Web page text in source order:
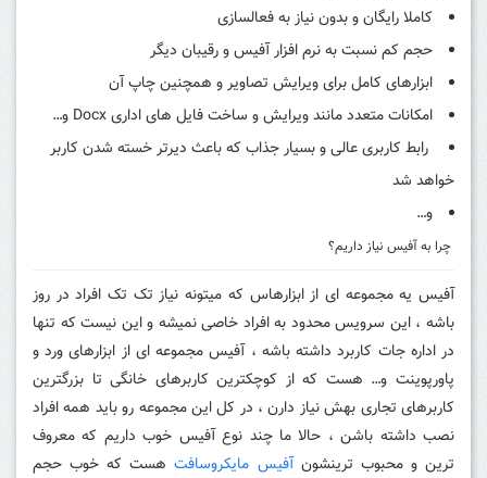
کاملا رایگان و بدون نیاز به فعالسازی
حجم کم نسبت به نرم افزار آفیس و رقیبان دیگر
ابزارهای کامل برای ویرایش تصاویر و همچنین چاپ آن
امکانات متعدد مانند ویرایش و ساخت فایل های اداری Docx و…
رابط کاربری عالی و بسیار جذاب که باعث دیرتر خسته شدن کاربر
خواهد شد
و…
چرا به آفیس نیاز داریم؟
آفیس یه مجموعه ای از ابزارهاس که میتونه نیاز تک تک افراد در روز
باشه ، این سرویس محدود به افراد خاصی نمیشه و این نیست که تنها
در اداره جات کاربرد داشته باشه ، آفیس مجموعه ای از ابزارهای ورد و
پاورپوینت و… هست که از کوچکترین کاربرهای خانگی تا بزرگترین
کاربرهای تجاری بهش نیاز دارن ، در کل این مجموعه رو باید همه افراد
نصب داشته باشن ، حالا ما چند نوع آفیس خوب داریم که معروف
ترین و محبوب ترینشونآفیس مایکروسافتهست که خوب حجم